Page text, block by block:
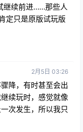
继续前进……那些人
定只是原版试玩版
2月5日 03:26
降，有时甚至会出
续玩时，感觉就像
次发生，所以我只